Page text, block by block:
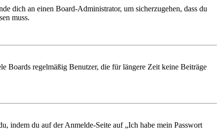
dich an einen Board-Administrator, um sicherzugehen, dass du
muss.
Boards regelmäßig Benutzer, die für längere Zeit keine Beiträge
indem du auf der Anmelde-Seite auf „Ich habe mein Passwort